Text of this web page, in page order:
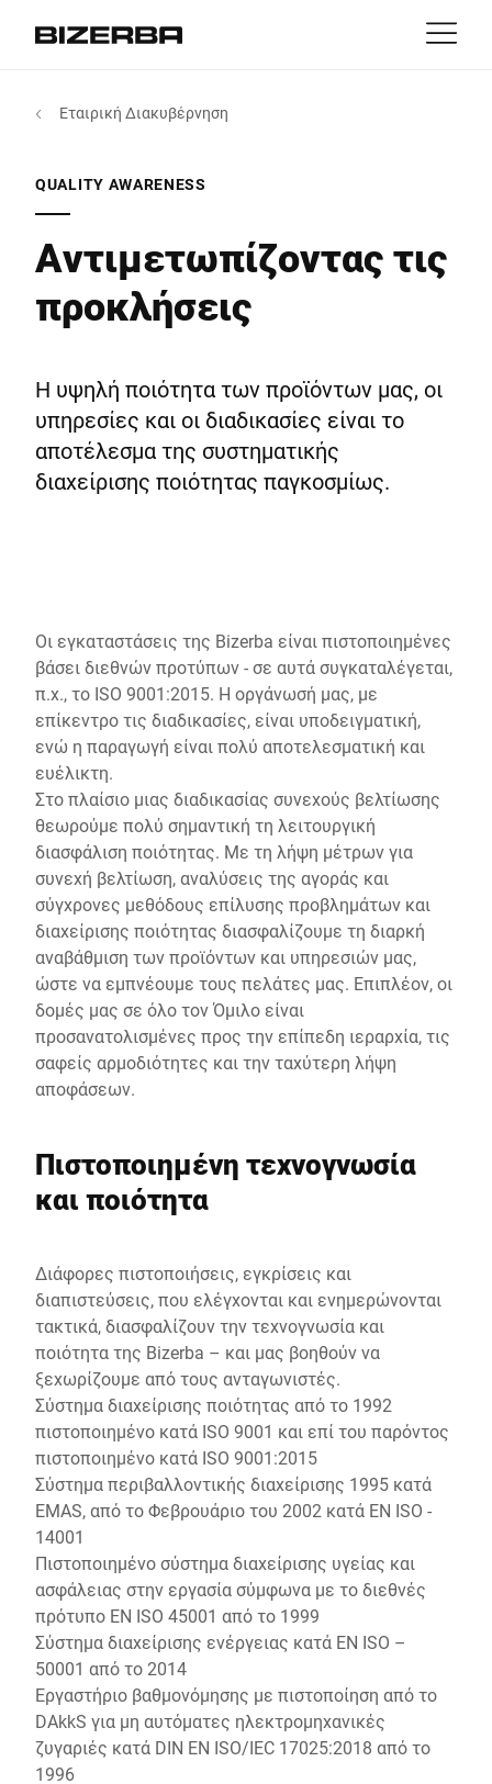
Εμπειρία
Υπηρεσίες
Εταιρία
MyBizerba
Αμερική
Αφρική
Εταιρική Διακυβέρνηση
QUALITY AWARENESS
Αντιμετωπίζοντας τις
προκλήσεις
Η υψηλή ποιότητα των προϊόντων μας, οι
υπηρεσίες και οι διαδικασίες είναι το
αποτέλεσμα της συστηματικής
διαχείρισης ποιότητας παγκοσμίως.
Οι εγκαταστάσεις της Bizerba είναι πιστοποιημένες
βάσει διεθνών προτύπων - σε αυτά συγκαταλέγεται,
π.χ., το ISO 9001:2015. Η οργάνωσή μας, με
επίκεντρο τις διαδικασίες, είναι υποδειγματική,
ενώ η παραγωγή είναι πολύ αποτελεσματική και
ευέλικτη.
Στο πλαίσιο μιας διαδικασίας συνεχούς βελτίωσης
θεωρούμε πολύ σημαντική τη λειτουργική
διασφάλιση ποιότητας. Με τη λήψη μέτρων για
συνεχή βελτίωση, αναλύσεις της αγοράς και
σύγχρονες μεθόδους επίλυσης προβλημάτων και
διαχείρισης ποιότητας διασφαλίζουμε τη διαρκή
αναβάθμιση των προϊόντων και υπηρεσιών μας,
ώστε να εμπνέουμε τους πελάτες μας. Επιπλέον, οι
δομές μας σε όλο τον Όμιλο είναι
προσανατολισμένες προς την επίπεδη ιεραρχία, τις
σαφείς αρμοδιότητες και την ταχύτερη λήψη
αποφάσεων.
Πιστοποιημένη τεχνογνωσία
και ποιότητα
Διάφορες πιστοποιήσεις, εγκρίσεις και
διαπιστεύσεις, που ελέγχονται και ενημερώνονται
τακτικά, διασφαλίζουν την τεχνογνωσία και
ποιότητα της Bizerba – και μας βοηθούν να
ξεχωρίζουμε από τους ανταγωνιστές.
Σύστημα διαχείρισης ποιότητας από το 1992
πιστοποιημένο κατά ISO 9001 και επί του παρόντος
πιστοποιημένο κατά ISO 9001:2015
Σύστημα περιβαλλοντικής διαχείρισης 1995 κατά
EMAS, από το Φεβρουάριο του 2002 κατά EN ISO -
14001
Πιστοποιημένο σύστημα διαχείρισης υγείας και
ασφάλειας στην εργασία σύμφωνα με το διεθνές
πρότυπο EN ISO 45001 από το 1999
Σύστημα διαχείρισης ενέργειας κατά EN ISO –
50001 από το 2014
Εργαστήριο βαθμονόμησης με πιστοποίηση από το
DAkkS για μη αυτόματες ηλεκτρομηχανικές
ζυγαριές κατά DIN EN ISO/IEC 17025:2018 από το
1996